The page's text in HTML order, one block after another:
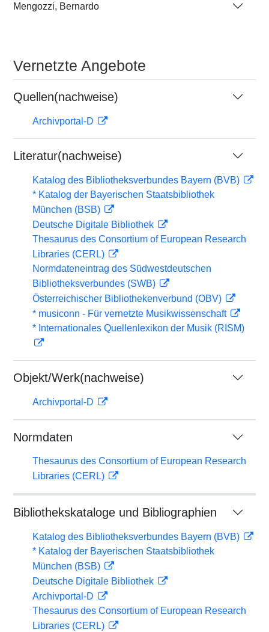
Mengozzi, Bernardo
Vernetzte Angebote
Quellen(nachweise)
Archivportal-D
Literatur(nachweise)
Katalog des Bibliotheksverbundes Bayern (BVB)
* Katalog der Bayerischen Staatsbibliothek
München (BSB)
Deutsche Digitale Bibliothek
Thesaurus des Consortium of European Research
Libraries (CERL)
Normdateneintrag des Südwestdeutschen
Bibliotheksverbundes (SWB)
Österreichischer Bibliothekenverbund (OBV)
* musiconn - Für vernetzte Musikwissenschaft
* Internationales Quellenlexikon der Musik (RISM)
Objekt/Werk(nachweise)
Archivportal-D
Normdaten
Thesaurus des Consortium of European Research
Libraries (CERL)
Bibliothekskataloge und Bibliographien
Katalog des Bibliotheksverbundes Bayern (BVB)
* Katalog der Bayerischen Staatsbibliothek
München (BSB)
Deutsche Digitale Bibliothek
Archivportal-D
Thesaurus des Consortium of European Research
Libraries (CERL)